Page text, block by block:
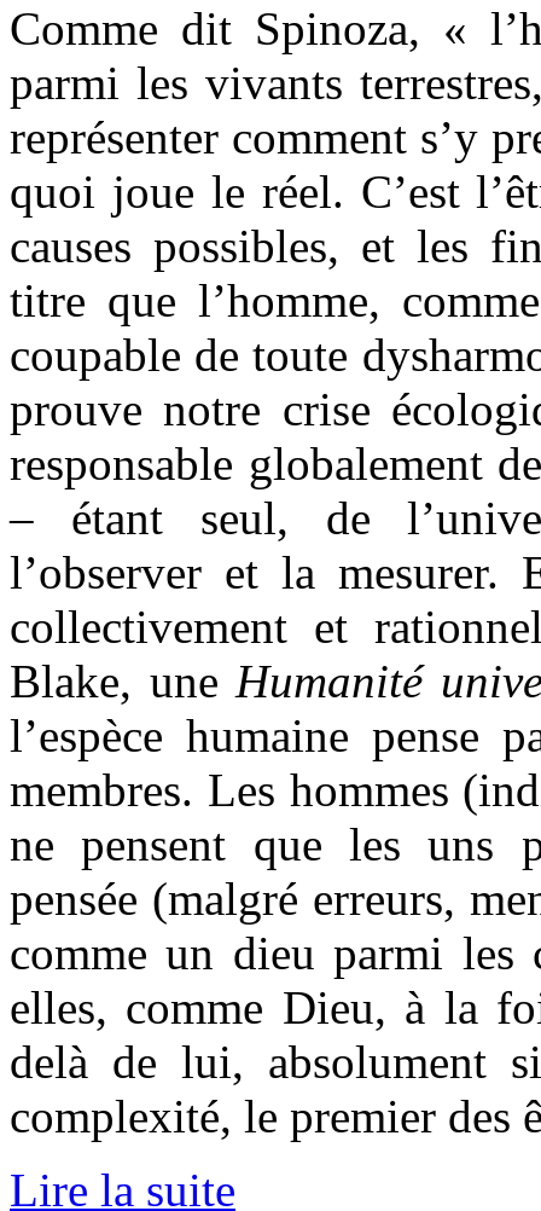
Comme dit Spinoza, «
parmi les vivants
représenter comment s’y
quoi joue le réel. C’est
causes possibles, et les
titre que l’homme,
coupable de toute
prouve notre crise
responsable globalement
– étant seul, de
l’observer et la mesurer.
collectivement et
Blake, uneHumanité
l’espèce humaine pense
membres. Les hommes
ne pensent que les uns
pensée (malgré erreurs,
comme un dieu parmi les
elles, comme Dieu, à la
delà de lui, absolument
complexité, le premier des
Lire la suite